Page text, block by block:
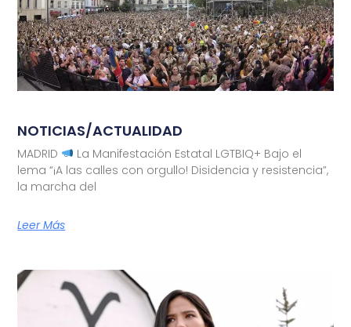
NOTICIAS/ACTUALIDAD
MADRID
La Manifestación Estatal LGTBIQ+ Bajo el
lema “¡A las calles con orgullo! Disidencia y resistencia”,
la marcha del
Leer Más